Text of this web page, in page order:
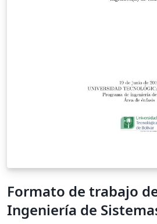
Formato de trabajo
Ingeniería de